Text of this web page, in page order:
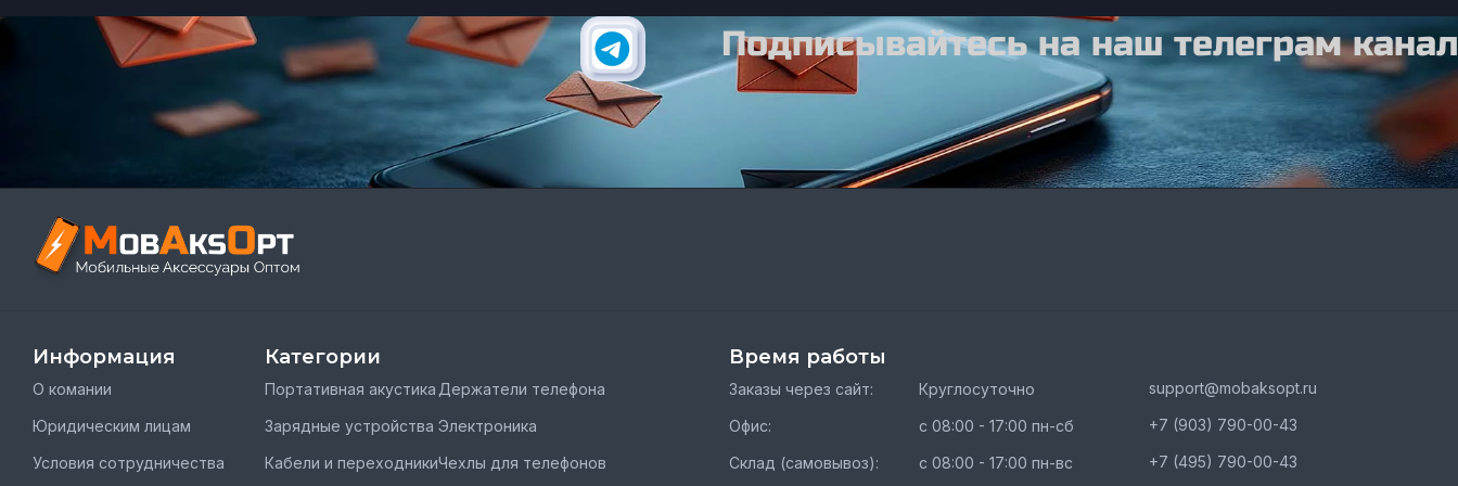
Подписывайтесь на наш телеграм канал
Информация
О комании
Юридическим лицам
Условия сотрудничества
Категории
Портативная акустика
Зарядные устройства
Кабели и переходники
Держатели телефона
Электроника
Чехлы для телефонов
Время работы
Заказы через сайт:
Офис:
Склад (самовывоз):
Круглосуточно
с 08:00 - 17:00 пн-сб
с 08:00 - 17:00 пн-вс
support@mobaksopt.ru
+7 (903) 790-00-43
+7 (495) 790-00-43